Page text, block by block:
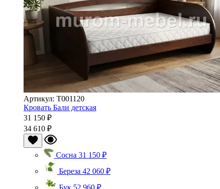
Артикул: Т001120
Кровать Бали детская
31 150 ₽
34 610 ₽
Сосна 31 150 ₽
Береза 42 060 ₽
Бук 52 960 ₽